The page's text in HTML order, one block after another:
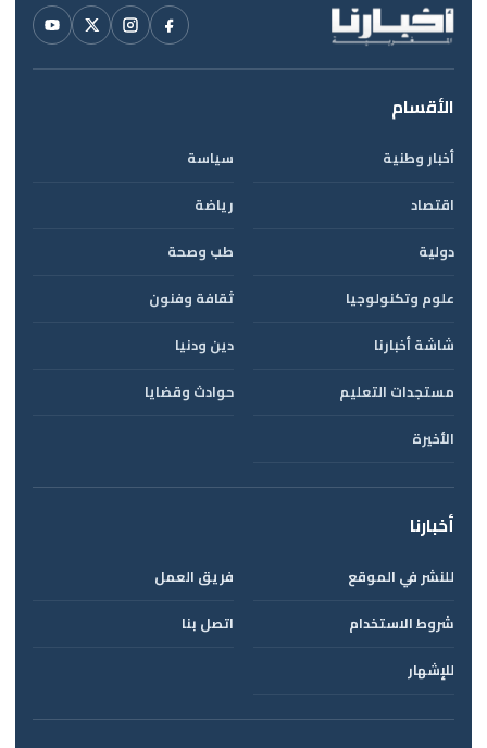
الأقسام
أخبار وطنية
سياسة
اقتصاد
رياضة
دولية
طب وصحة
علوم وتكنولوجيا
ثقافة وفنون
شاشة أخبارنا
دين ودنيا
مستجدات التعليم
حوادث وقضايا
الأخيرة
أخبارنا
للنشر في الموقع
فريق العمل
شروط الاستخدام
اتصل بنا
للإشهار